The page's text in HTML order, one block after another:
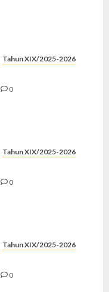
Tahun XIX/2025-2026
0
Tahun XIX/2025-2026
0
Tahun XIX/2025-2026
0